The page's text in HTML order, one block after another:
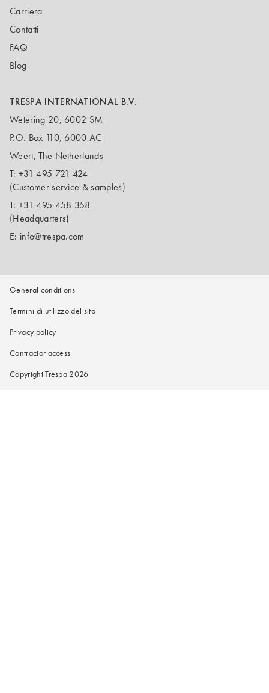
Carriera
Contatti
FAQ
Blog
TRESPA INTERNATIONAL B.V.
Wetering 20, 6002 SM
P.O. Box 110, 6000 AC
Weert, The Netherlands
T: +31 495 721 424
(Customer service & samples)
T: +31 495 458 358
(Headquarters)
E: info@trespa.com
General conditions
Termini di utilizzo del sito
Privacy policy
Contractor access
Copyright Trespa 2026